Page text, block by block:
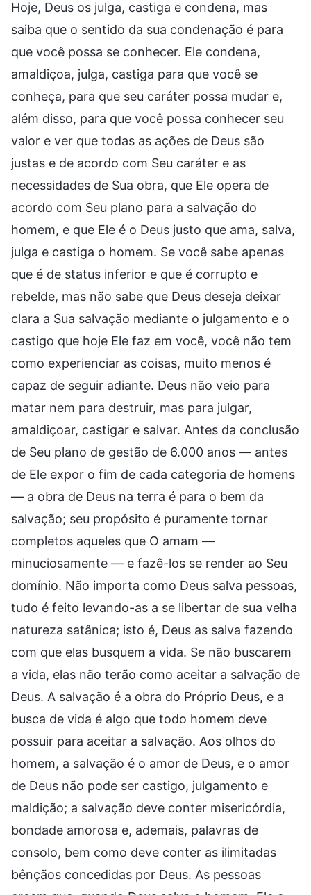
Hoje, Deus os julga, castiga e condena, mas
saiba que o sentido da sua condenação é para
que você possa se conhecer. Ele condena,
amaldiçoa, julga, castiga para que você se
conheça, para que seu caráter possa mudar e,
além disso, para que você possa conhecer seu
valor e ver que todas as ações de Deus são
justas e de acordo com Seu caráter e as
necessidades de Sua obra, que Ele opera de
acordo com Seu plano para a salvação do
homem, e que Ele é o Deus justo que ama, salva,
julga e castiga o homem. Se você sabe apenas
que é de status inferior e que é corrupto e
rebelde, mas não sabe que Deus deseja deixar
clara a Sua salvação mediante o julgamento e o
castigo que hoje Ele faz em você, você não tem
como experienciar as coisas, muito menos é
capaz de seguir adiante. Deus não veio para
matar nem para destruir, mas para julgar,
amaldiçoar, castigar e salvar. Antes da conclusão
de Seu plano de gestão de 6.000 anos — antes
de Ele expor o fim de cada categoria de homens
— a obra de Deus na terra é para o bem da
salvação; seu propósito é puramente tornar
completos aqueles que O amam —
minuciosamente — e fazê-los se render ao Seu
domínio. Não importa como Deus salva pessoas,
tudo é feito levando-as a se libertar de sua velha
natureza satânica; isto é, Deus as salva fazendo
com que elas busquem a vida. Se não buscarem
a vida, elas não terão como aceitar a salvação de
Deus. A salvação é a obra do Próprio Deus, e a
busca de vida é algo que todo homem deve
possuir para aceitar a salvação. Aos olhos do
homem, a salvação é o amor de Deus, e o amor
de Deus não pode ser castigo, julgamento e
maldição; a salvação deve conter misericórdia,
bondade amorosa e, ademais, palavras de
consolo, bem como deve conter as ilimitadas
bênçãos concedidas por Deus. As pessoas